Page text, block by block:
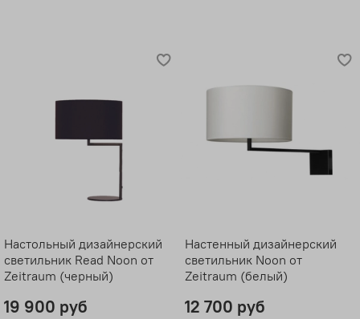
Настольный дизайнерский
светильник Read Noon от
Zeitraum (черный)
19 900 руб
Настенный дизайнерский
светильник Noon от
Zeitraum (белый)
12 700 руб